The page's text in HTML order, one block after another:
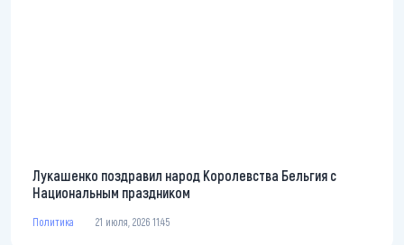
Лукашенко поздравил народ Королевства Бельгия с
Национальным праздником
Политика 21 июля, 2026 11:45